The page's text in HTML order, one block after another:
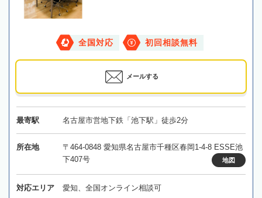
全国対応 初回相談無料
メールする
最寄駅 名古屋市営地下鉄「池下駅」徒歩2分
所在地
〒464-0848 愛知県名古屋市千種区春岡1-4-8 ESSE池
下407号
地図
対応エリア 愛知、全国オンライン相談可